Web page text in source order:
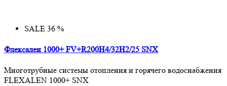
SALE 36 %
Флексален 1000+ FV+R200H4/32H2/25 SNX
Многотрубные системы отопления и горячего водоснабжения
FLEXALEN 1000+ SNX